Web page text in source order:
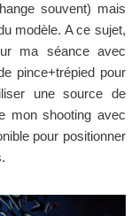
souvent) mais
modèle. A ce sujet,
ma séance avec
pince+trépied pour
une source de
mon shooting avec
pour positionner